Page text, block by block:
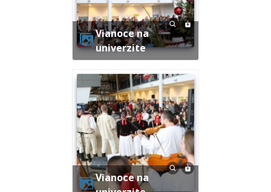
Vianoce na
univerzite
Vianoce na